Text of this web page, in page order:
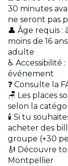
30 minutes
ne seront pas
👤 Âge requis :
moins de 16
adulte
♿ Accessibilité
événement
❓ Consulte la
🪑 Les places
selon la
🕯️ Si tu
acheter des
groupe (+30
🎻 Découvre
Montpellier